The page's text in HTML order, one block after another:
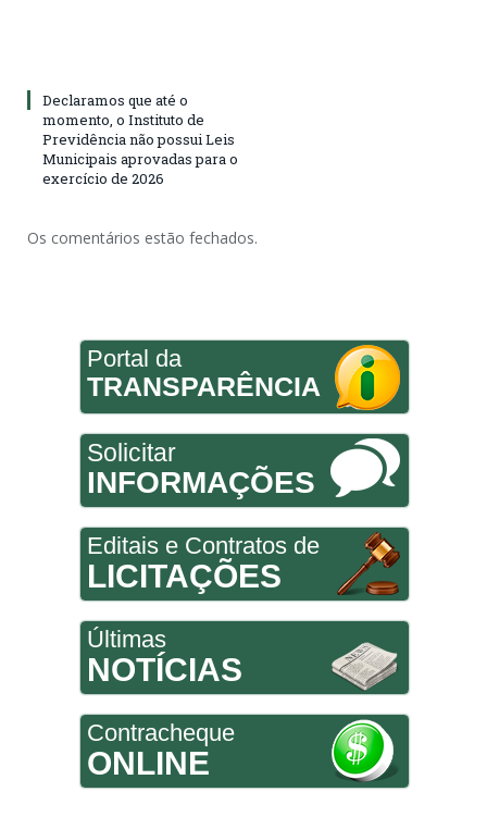
Declaramos que até o
momento, o Instituto de
Previdência não possui Leis
Municipais aprovadas para o
exercício de 2026
Os comentários estão fechados.
Portal da
TRANSPARÊNCIA
Solicitar
INFORMAÇÕES
Editais e Contratos de
LICITAÇÕES
Últimas
NOTÍCIAS
Contracheque
ONLINE